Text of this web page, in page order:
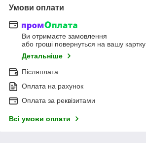
Умови оплати
Ви отримаєте замовлення
або гроші повернуться на вашу картку
Детальніше
Післяплата
Оплата на рахунок
Оплата за реквізитами
Всі умови оплати